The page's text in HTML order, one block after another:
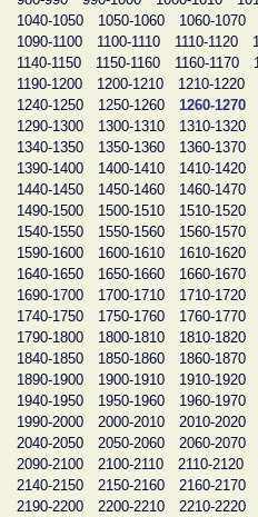
1040-1050
1050-1060 1060-1070
1090-1100
1100-1110 1110-1120
1140-1150
1150-1160 1160-1170
1190-1200
1200-1210 1210-1220
1240-1250
1250-1260 1260-1270
1290-1300
1300-1310 1310-1320
1340-1350
1350-1360 1360-1370
1390-1400
1400-1410 1410-1420
1440-1450
1450-1460 1460-1470
1490-1500
1500-1510 1510-1520
1540-1550
1550-1560 1560-1570
1590-1600
1600-1610 1610-1620
1640-1650
1650-1660 1660-1670
1690-1700
1700-1710 1710-1720
1740-1750
1750-1760 1760-1770
1790-1800
1800-1810 1810-1820
1840-1850
1850-1860 1860-1870
1890-1900
1900-1910 1910-1920
1940-1950
1950-1960 1960-1970
1990-2000
2000-2010 2010-2020
2040-2050
2050-2060 2060-2070
2090-2100
2100-2110 2110-2120
2140-2150
2150-2160 2160-2170
2190-2200
2200-2210 2210-2220